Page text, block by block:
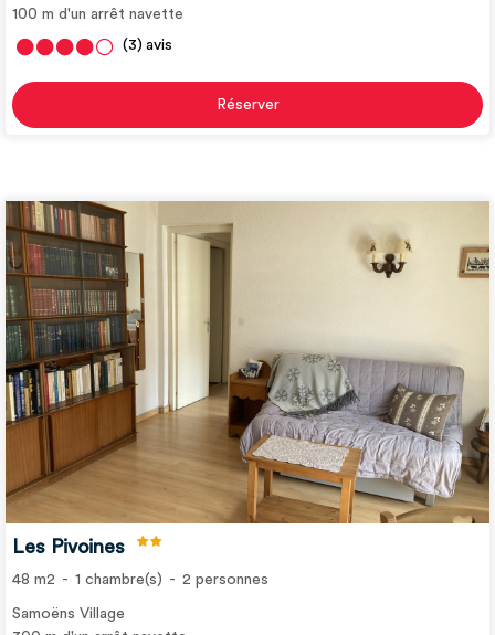
100 m d'un arrêt navette
avis
(3)
Réserver
Les Pivoines
Samoëns Village
48 m2 1 chambre(s) 2 personnes